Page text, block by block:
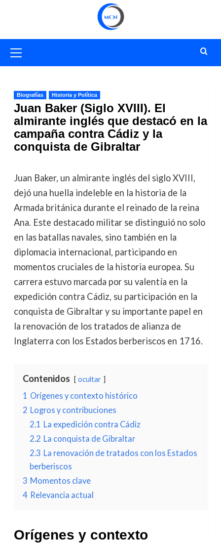
primario
Biografías Historia y Política
Juan Baker (Siglo XVIII). El
almirante inglés que destacó en la
campaña contra Cádiz y la
conquista de Gibraltar
Juan Baker, un almirante inglés del siglo XVIII,
dejó una huella indeleble en la historia de la
Armada británica durante el reinado de la reina
Ana. Este destacado militar se distinguió no solo
en las batallas navales, sino también en la
diplomacia internacional, participando en
momentos cruciales de la historia europea. Su
carrera estuvo marcada por su valentía en la
expedición contra Cádiz, su participación en la
conquista de Gibraltar y su importante papel en
la renovación de los tratados de alianza de
Inglaterra con los Estados berberiscos en 1716.
Contenidos ocultar
1 Orígenes y contexto histórico
2 Logros y contribuciones
2.1 La expedición contra Cádiz
2.2 La conquista de Gibraltar
2.3 La renovación de tratados con los Estados
berberiscos
3 Momentos clave
4 Relevancia actual
Orígenes y contexto